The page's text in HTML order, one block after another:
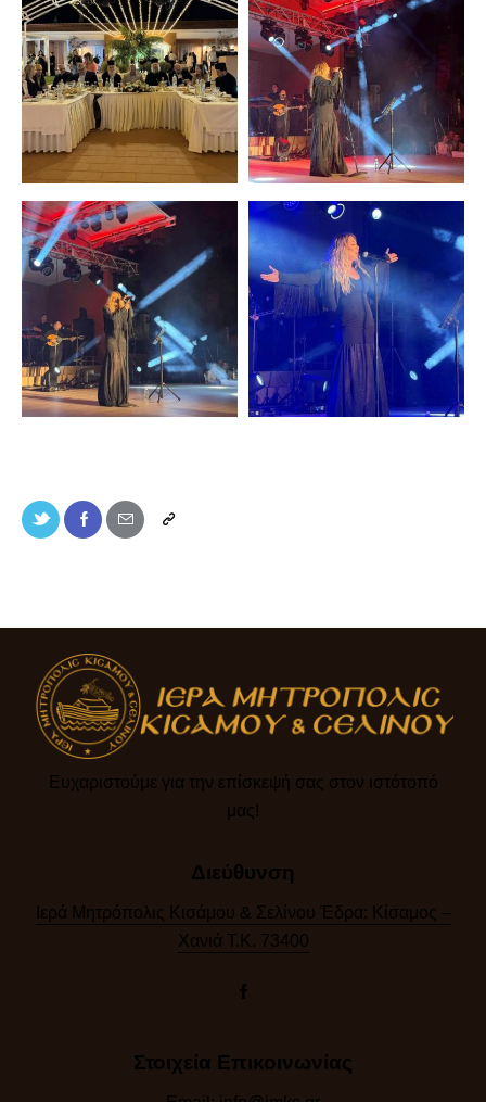
Ευχαριστούμε για την επίσκεψή σας στον ιστότοπό
μας!​
Διεύθυνση
Ιερά Μητρόπολις Κισάμου & Σελίνου Έδρα: Κίσαμος –
Χανιά Τ.Κ. 73400
Στοιχεία Επικοινωνίας